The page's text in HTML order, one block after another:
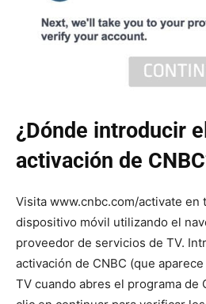
¿Dónde introducir
activación de
Visita www.cnbc.com/activate en
dispositivo móvil utilizando el
proveedor de servicios de TV.
activación de CNBC (que
TV cuando abres el programa de